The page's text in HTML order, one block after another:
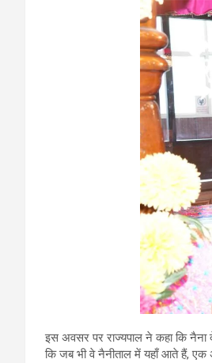
इस अवसर पर राज्यपाल ने कहा कि नैना
कि जब भी वे नैनीताल में यहाँ आते हैं, एक